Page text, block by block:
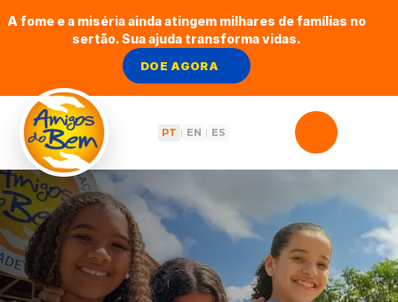
A fome e a miséria ainda atingem milhares de famílias no
sertão. Sua ajuda transforma vidas.
DOE AGORA
PT | EN | ES